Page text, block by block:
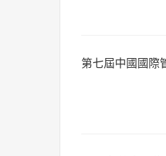
第七屆中國國際